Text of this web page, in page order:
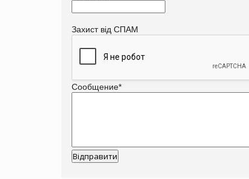
Захист від СПАМ
Сообщение*